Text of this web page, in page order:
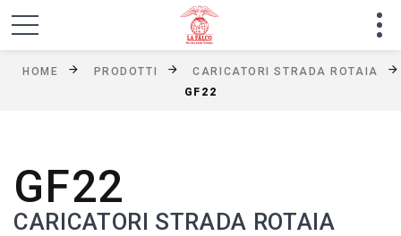
HOME PRODOTTI
CARICATORI STRADA ROTAIA
GF22
GF22
CARICATORI STRADA ROTAIA